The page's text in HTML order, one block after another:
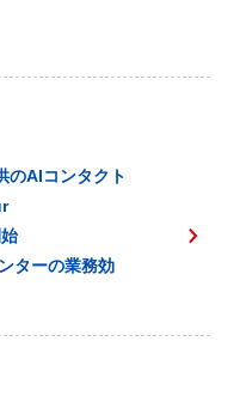
のAIコンタクト
ターの業務効